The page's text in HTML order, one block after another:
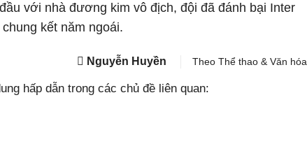
với nhà đương kim vô địch, đội đã đánh bại Inter
kết năm ngoái.
Nguyễn Huyền Theo Thể thao & Văn hóa
hấp dẫn trong các chủ đề liên quan: